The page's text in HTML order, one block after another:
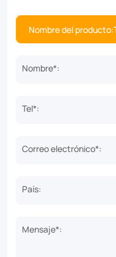
Nombre*:
Tel*:
Correo electrónico*:
País:
Mensaje*: